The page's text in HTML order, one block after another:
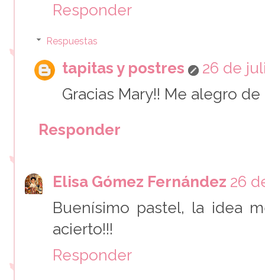
Responder
Respuestas
tapitas y postres
26 de
Gracias Mary!! Me alegro
Responder
Elisa Gómez Fernández 26
Buenísimo pastel, la idea
acierto!!!
Responder